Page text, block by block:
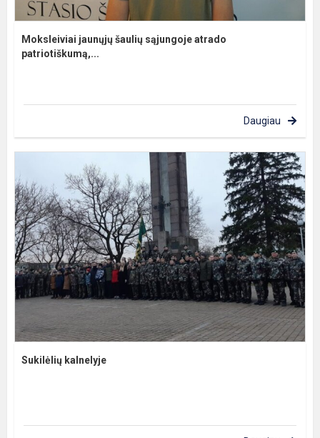
Moksleiviai jaunųjų šaulių sąjungoje atrado
patriotiškumą,...
Daugiau
Sukilėlių kalnelyje